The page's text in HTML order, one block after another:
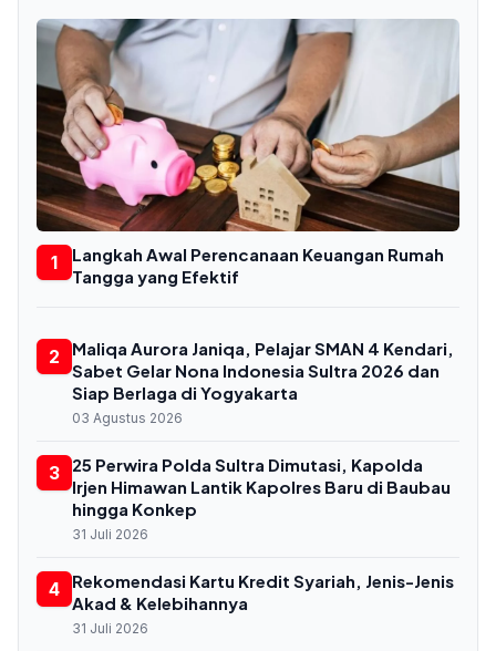
1
Langkah Awal Perencanaan Keuangan Rumah
Tangga yang Efektif
2
Maliqa Aurora Janiqa, Pelajar SMAN 4 Kendari,
Sabet Gelar Nona Indonesia Sultra 2026 dan
Siap Berlaga di Yogyakarta
03 Agustus 2026
3
25 Perwira Polda Sultra Dimutasi, Kapolda
Irjen Himawan Lantik Kapolres Baru di Baubau
hingga Konkep
31 Juli 2026
4
Rekomendasi Kartu Kredit Syariah, Jenis-Jenis
Akad & Kelebihannya
31 Juli 2026